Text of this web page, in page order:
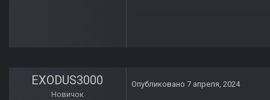
EXODUS3000
Новичок
Опубликовано 7 апреля, 2024